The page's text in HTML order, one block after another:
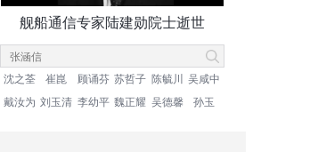
舰船通信专家陆建勋院士逝世
沈之荃 崔崑 顾诵芬 苏哲子 陈毓川
吴咸中
戴汝为 刘玉清 李幼平 魏正耀 吴德馨 孙玉